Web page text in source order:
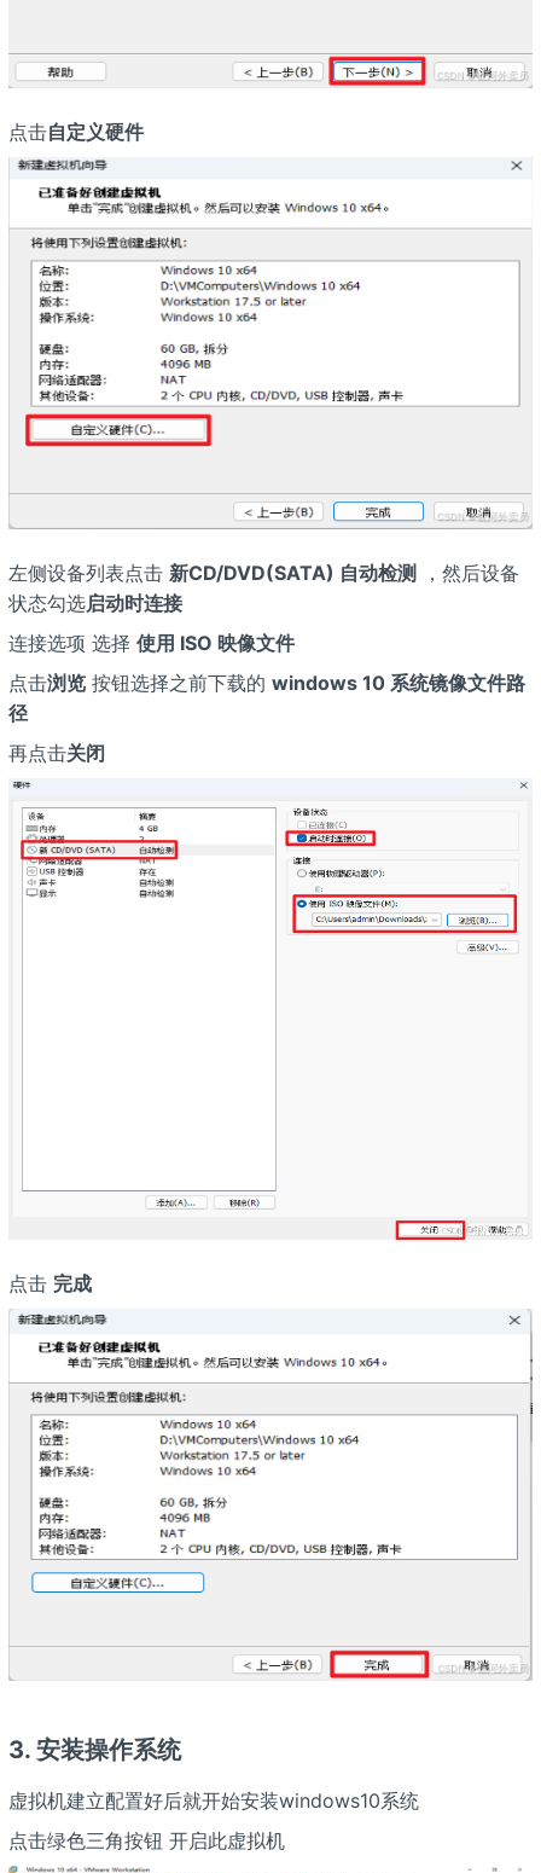
点击自定义硬件
左侧设备列表点击 新CD/DVD(SATA) 自动检测 ，然后设备
状态勾选启动时连接
连接选项 选择 使用 ISO 映像文件
点击浏览按钮选择之前下载的 windows 10 系统镜像文件路
径
再点击关闭
点击 完成
3. 安装操作系统
虚拟机建立配置好后就开始安装windows10系统
点击绿色三角按钮 开启此虚拟机